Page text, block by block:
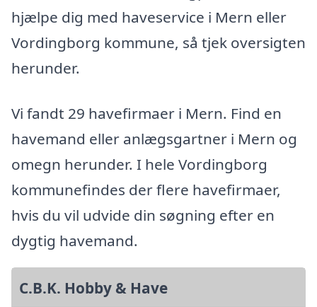
hjælpe dig med haveservice i Mern eller
Vordingborg kommune, så tjek oversigten
herunder.
Vi fandt 29 havefirmaer i Mern. Find en
havemand eller anlægsgartner i Mern og
omegn herunder. I hele Vordingborg
kommunefindes der flere havefirmaer,
hvis du vil udvide din søgning efter en
dygtig havemand.
C.B.K. Hobby & Have